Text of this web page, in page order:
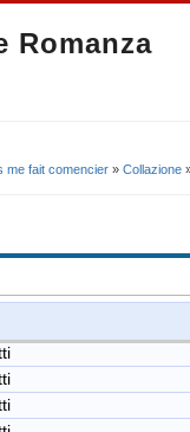
Romanza
me fait comencier » Collazione